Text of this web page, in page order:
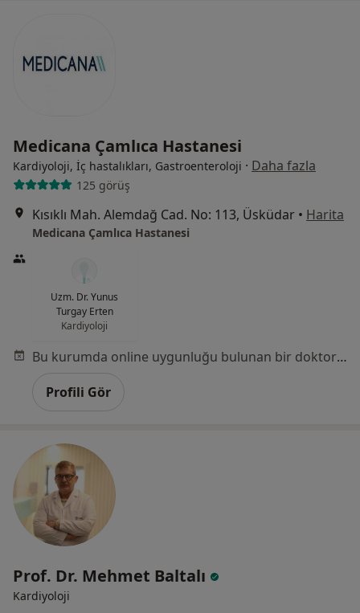
Medicana Çamlıca Hastanesi
Kardiyoloji, İç hastalıkları, Gastroenteroloji · Daha fazla
125 görüş
Kısıklı Mah. Alemdağ Cad. No: 113, Üsküdar • Harita
Medicana Çamlıca Hastanesi
Uzm. Dr. Yunus
Turgay Erten
Kardiyoloji
Bu kurumda online uygunluğu bulunan bir doktor veya uzman bulunamadı
Profili Gör
Prof. Dr. Mehmet Baltalı
Kardiyoloji